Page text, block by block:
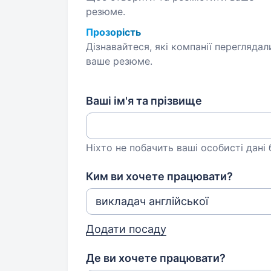
резюме.
Прозорість
Дізнавайтеся, які компанії
ваше резюме.
Ваші ім'я та прізвище
Ніхто не побачить ваші особисті
Ким ви хочете працювати?
Додати посаду
Де ви хочете працювати?